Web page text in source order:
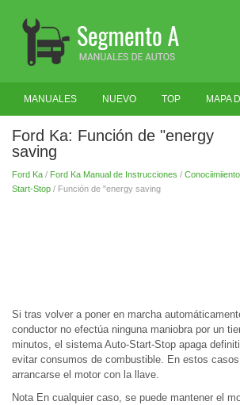
MANUALES NUEVO TOP MAPA
BUSCAR
Ford Ka: Función de "energy
saving
Ford Ka / Ford Ka Manual de Instrucciones /
Start-Stop / Función de "energy saving
Si tras volver a poner en marcha
conductor no efectúa ninguna maniobra por un
minutos, el sistema Auto-Start-Stop apaga
evitar consumos de combustible. En estos
arrancarse el motor con la llave.
Nota En cualquier caso, se puede mantener el